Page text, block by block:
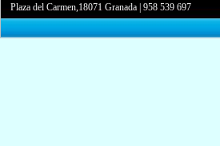
Plaza del Carmen,18071 Granada |958 539 697